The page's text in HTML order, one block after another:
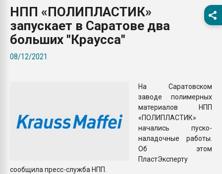
28.07.2026
ситуацией на
ПЕРЕЙТИ НА
НПП «ПОЛИПЛАСТИК»
запускает в Саратове два
больших "Краусса"
08/12/2021
На Саратовском
заводе полимерных
материалов НПП
«ПОЛИПЛАСТИК»
начались пуско-
наладочные работы.
Об этом
ПластЭксперту
сообщила пресс-служба НПП.